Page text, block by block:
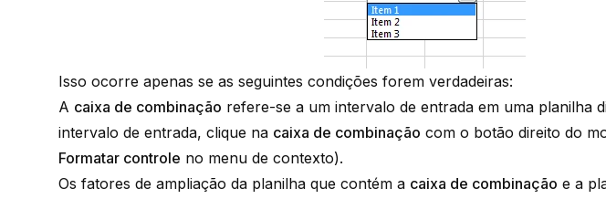
Isso ocorre apenas se as seguintes condições forem verdadeiras:
A caixa de combinação refere-se a um intervalo de entrada em uma planilha
intervalo de entrada, clique na caixa de combinação com o botão direito do
Formatar controle no menu de contexto).
Os fatores de ampliação da planilha que contém a caixa de combinação e a